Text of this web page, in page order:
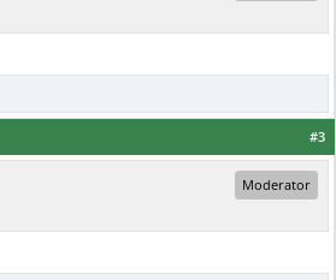
#3
Moderator